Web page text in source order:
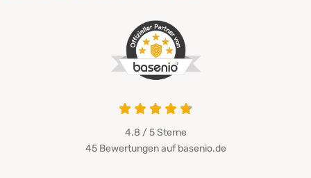
4.8 von 5
4.8 / 5Sterne
45 Bewertungen auf basenio.de